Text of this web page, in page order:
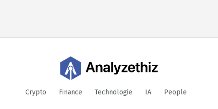
Crypto Finance Technologie IA People